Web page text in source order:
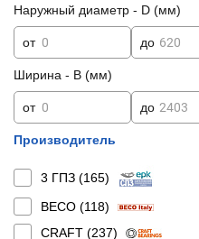
Наружный диаметр - D (мм)
от до
Ширина - B (мм)
от до
Производитель
3 ГПЗ (165)
BECO (118)
CRAFT (237)